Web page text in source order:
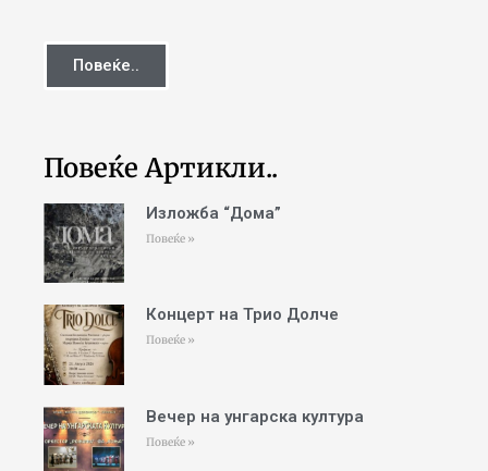
Повеќе..
Повеќе Артикли..
Изложба “Дома”
Повеќе »
Концерт на Трио Долче
Повеќе »
Вечер на унгарска култура
Повеќе »